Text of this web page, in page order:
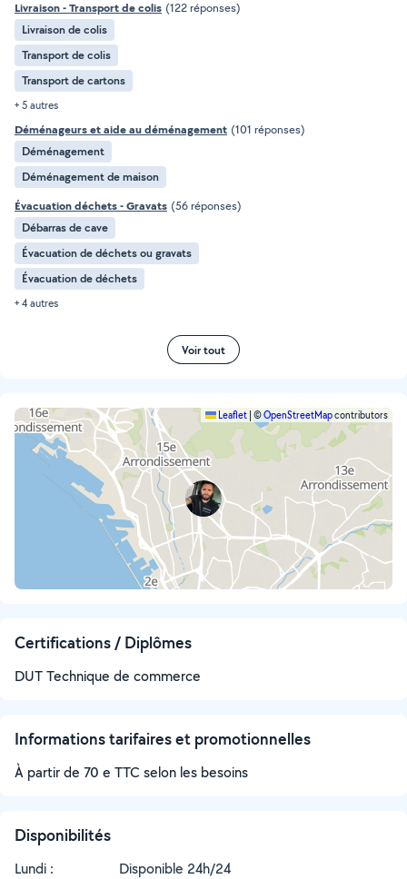
Livraison - Transport de colis (122 réponses)
Livraison de colis
Transport de colis
Transport de cartons
+ 5 autres
Déménageurs et aide au déménagement (101 réponses)
Déménagement
Déménagement de maison
Évacuation déchets - Gravats (56 réponses)
Débarras de cave
Évacuation de déchets ou gravats
Évacuation de déchets
+ 4 autres
Voir tout
Leaflet ©OpenStreetMapcontributors
Certifications / Diplômes
DUT Technique de commerce
Informations tarifaires et promotionnelles
À partir de 70 e TTC selon les besoins
Disponibilités
Lundi :
Disponible 24h/24